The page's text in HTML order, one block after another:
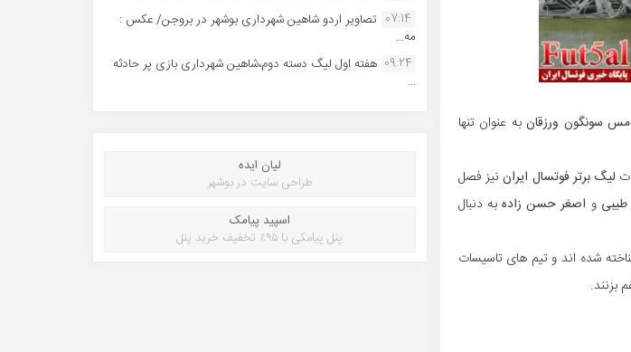
سونگون ورزقانبه عنوان تنها
لیگ برتر فوتسال ایراننیز فصل
طیبی و اصغر حسن زادهبه دنبال
شده اند و تیم های تاسیسات
07:14 تصاویر اردو شاهین شهرداری بوشهر در بروجن/ عکس :
مه...
09:24 هفته اول لیگ دسته دوم،شاهین شهرداری بازی پر حادثه
...
لیان ایده
طراحی سایت در بوشهر
اسپید پیامک
پنل پیامکی با ۹۵٪ تخفیف خرید پنل